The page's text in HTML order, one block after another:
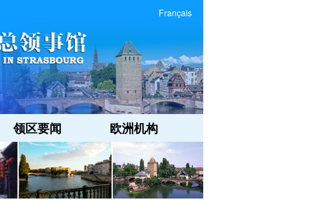
Français
领区要闻 欧洲机构